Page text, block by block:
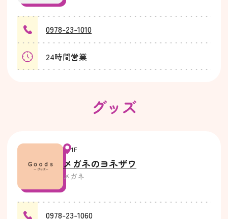
0978-23-1010
24時間営業
グッズ
1F
メガネのヨネザワ
メガネ
0978-23-1060